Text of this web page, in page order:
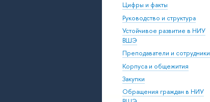
Цифры и факты
Руководство и структура
Устойчивое развитие в НИУ
ВШЭ
Преподаватели и сотрудники
Корпуса и общежития
Закупки
Обращения граждан в НИУ